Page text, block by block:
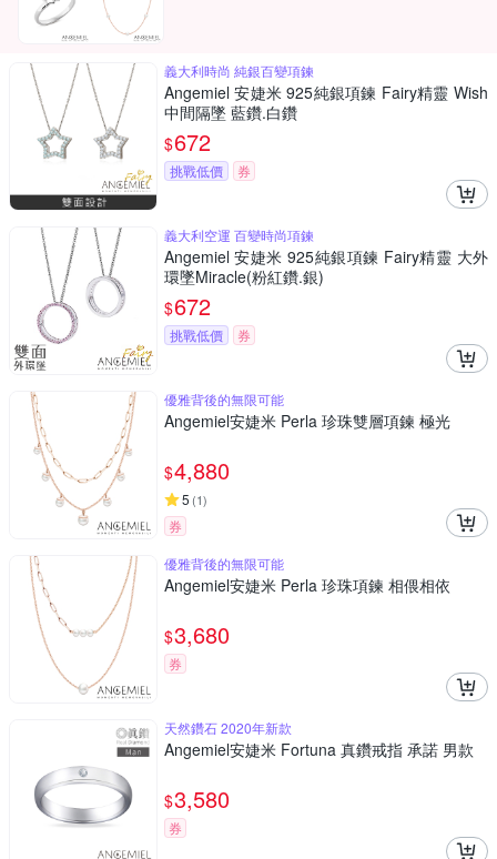
義大利時尚 純銀百變項鍊
Angemiel 安婕米 925純銀項鍊 Fairy精靈 Wish
中間隔墜 藍鑽.白鑽
$672
挑戰低價 券
義大利空運 百變時尚項鍊
Angemiel 安婕米 925純銀項鍊 Fairy精靈 大外
環墜Miracle(粉紅鑽.銀)
$672
挑戰低價 券
優雅背後的無限可能
Angemiel安婕米 Perla 珍珠雙層項鍊 極光
$4,880
5 (1)
券
優雅背後的無限可能
Angemiel安婕米 Perla 珍珠項鍊 相偎相依
$3,680
券
天然鑽石 2020年新款
Angemiel安婕米 Fortuna 真鑽戒指 承諾 男款
$3,580
券